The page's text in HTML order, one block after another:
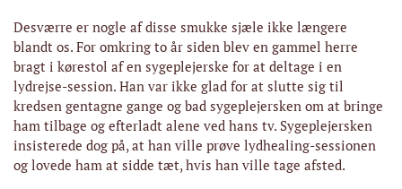
Desværre er nogle af disse smukke sjæle ikke længere
blandt os. For omkring to år siden blev en gammel herre
bragt i kørestol af en sygeplejerske for at deltage i en
lydrejse-session. Han var ikke glad for at slutte sig til
kredsen gentagne gange og bad sygeplejersken om at bringe
ham tilbage og efterladt alene ved hans tv. Sygeplejersken
insisterede dog på, at han ville prøve lydhealing-sessionen
og lovede ham at sidde tæt, hvis han ville tage afsted.